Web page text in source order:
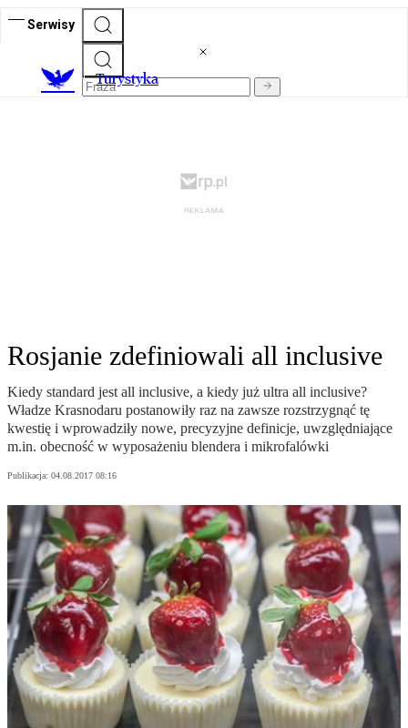
Serwisy
Turystyka
Rosjanie zdefiniowali all inclusive
Kiedy standard jest all inclusive, a kiedy już ultra all inclusive?
Władze Krasnodaru postanowiły raz na zawsze rozstrzygnąć tę
kwestię i wprowadziły nowe, precyzyjne definicje, uwzględniające
m.in. obecność w wyposażeniu blendera i mikrofalówki
Publikacja: 04.08.2017 08:16